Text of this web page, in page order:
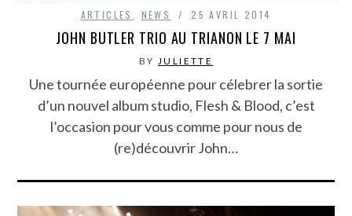
ARTICLES NEWS 25 AVRIL 2014
JOHN BUTLER TRIO AU TRIANON LE 7 MAI
BY JULIETTE
Une tournée européenne pour célebrer la sortie
d’un nouvel album studio, Flesh & Blood, c’est
l’occasion pour vous comme pour nous de
(re)découvrir John…